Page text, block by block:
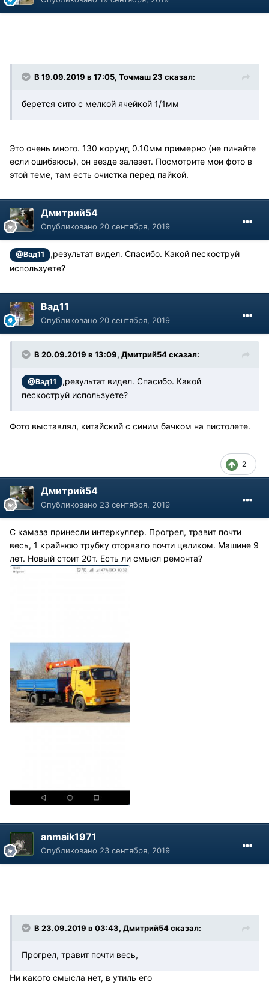
В 19.09.2019 в 17:05, Точмаш 23 сказал:
берется сито с мелкой ячейкой 1/1мм
Это очень много. 130 корунд 0.10мм примерно (не пинайте
если ошибаюсь), он везде залезет. Посмотрите мои фото в
этой теме, там есть очистка перед пайкой.
Дмитрий54
Опубликовано 20 сентября, 2019
@Вад11
,результат видел. Спасибо. Какой пескоструй
используете?
Вад11
Опубликовано 20 сентября, 2019
В 20.09.2019 в 13:09, Дмитрий54 сказал:
@Вад11
,результат видел. Спасибо. Какой
пескоструй используете?
Фото выставлял, китайский с синим бачком на пистолете.
2
Дмитрий54
Опубликовано 23 сентября, 2019
С камаза принесли интеркуллер. Прогрел, травит почти
весь, 1 крайнюю трубку оторвало почти целиком. Машине 9
лет. Новый стоит 20т. Есть ли смысл ремонта?
anmaik1971
Опубликовано 23 сентября, 2019
В 23.09.2019 в 03:43, Дмитрий54 сказал:
Прогрел, травит почти весь,
Ни какого смысла нет, в утиль его